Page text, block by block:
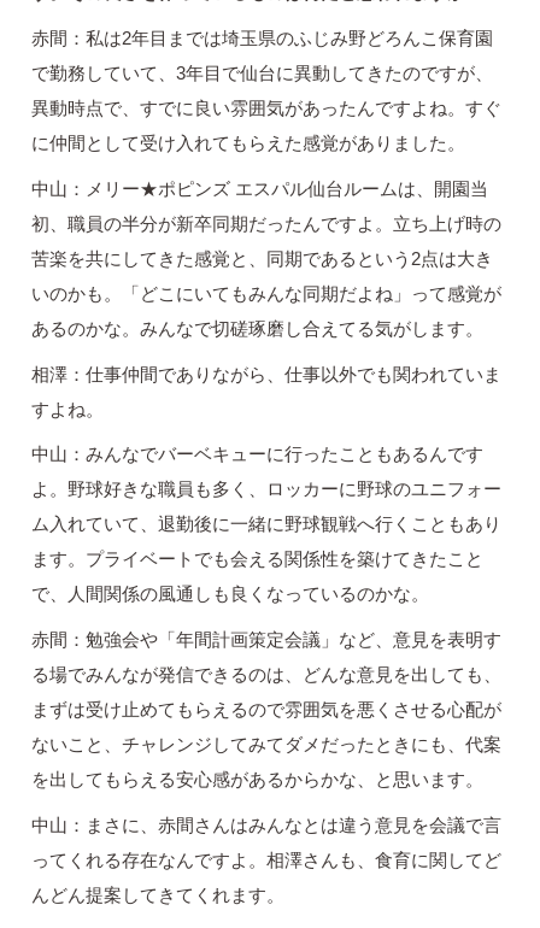
赤間：私は2年目までは埼玉県のふじみ野どろんこ保育園
で勤務していて、3年目で仙台に異動してきたのですが、
異動時点で、すでに良い雰囲気があったんですよね。すぐ
に仲間として受け入れてもらえた感覚がありました。
中山：メリー★ポピンズ エスパル仙台ルームは、開園当
初、職員の半分が新卒同期だったんですよ。立ち上げ時の
苦楽を共にしてきた感覚と、同期であるという2点は大き
いのかも。「どこにいてもみんな同期だよね」って感覚が
あるのかな。みんなで切磋琢磨し合えてる気がします。
相澤：仕事仲間でありながら、仕事以外でも関われていま
すよね。
中山：みんなでバーベキューに行ったこともあるんです
よ。野球好きな職員も多く、ロッカーに野球のユニフォー
ム入れていて、退勤後に一緒に野球観戦へ行くこともあり
ます。プライベートでも会える関係性を築けてきたこと
で、人間関係の風通しも良くなっているのかな。
赤間：勉強会や「年間計画策定会議」など、意見を表明す
る場でみんなが発信できるのは、どんな意見を出しても、
まずは受け止めてもらえるので雰囲気を悪くさせる心配が
ないこと、チャレンジしてみてダメだったときにも、代案
を出してもらえる安心感があるからかな、と思います。
中山：まさに、赤間さんはみんなとは違う意見を会議で言
ってくれる存在なんですよ。相澤さんも、食育に関してど
んどん提案してきてくれます。